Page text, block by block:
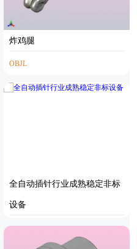
炸鸡腿
OBJL
全自动插针行业成熟稳定非标
设备